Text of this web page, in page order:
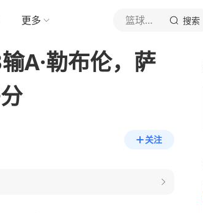
更多 篮球资讯达人 搜索
A·勒布伦，萨
关注